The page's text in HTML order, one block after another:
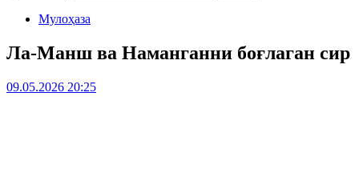
Мулоҳаза
Ла-Манш ва Наманганни боғлаган сир
09.05.2026 20:25